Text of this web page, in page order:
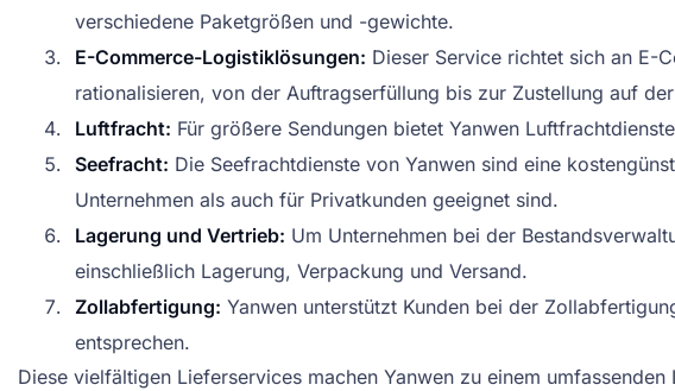
verschiedene Paketgrößen und -gewichte.
E-Commerce-Logistiklösungen: Dieser Service richtet sich an E-
rationalisieren, von der Auftragserfüllung bis zur Zustellung auf
Luftfracht: Für größere Sendungen bietet Yanwen
Seefracht: Die Seefrachtdienste von Yanwen sind eine
Unternehmen als auch für Privatkunden geeignet sind.
Lagerung und Vertrieb: Um Unternehmen bei der
einschließlich Lagerung, Verpackung und Versand.
Zollabfertigung: Yanwen unterstützt Kunden bei der
entsprechen.
Diese vielfältigen Lieferservices machen Yanwen zu einem